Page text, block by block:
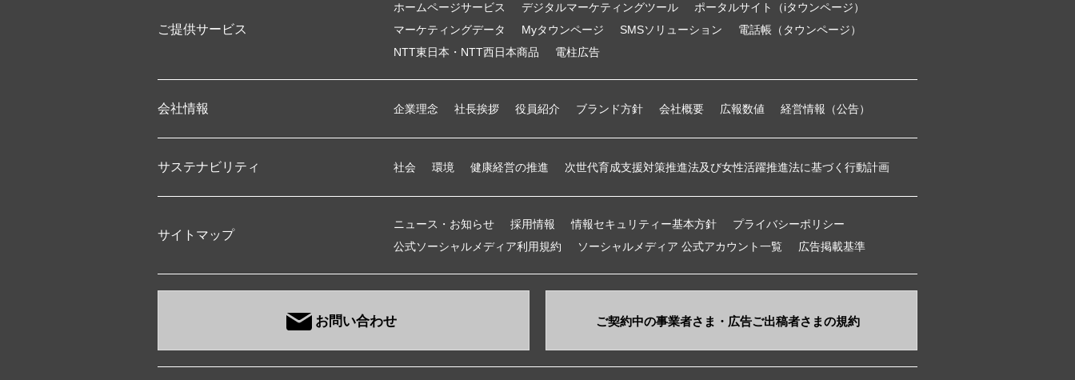
ご提供サービス
ホームページサービス デジタルマーケティングツール
ポータルサイト（iタウンページ）
マーケティングデータ
Myタウンページ SMSソリューション
電話帳（タウンページ）
NTT東日本・NTT西日本商品
電柱広告
会社情報 企業理念 社長挨拶 役員紹介 ブランド方針 会社概要 広報数値 経営情報（公告）
サステナビリティ 社会 環境 健康経営の推進 次世代育成支援対策推進法及び女性活躍推進法に基づく行動計画
サイトマップ
ニュース・お知らせ 採用情報 情報セキュリティー基本方針
プライバシーポリシー
公式ソーシャルメディア利用規約
ソーシャルメディア 公式アカウント一覧 広告掲載基準
お問い合わせ ご契約中の事業者さま・​広告ご出稿者さまの規約